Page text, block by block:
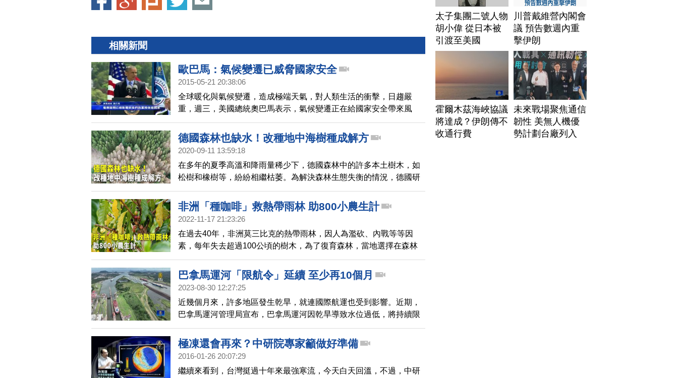
相關新聞
歐巴馬：氣候變遷已威脅國家安全
2015-05-21 20:38:06
全球暖化與氣候變遷，造成極端天氣，對人類生活的衝擊，日趨嚴
重，週三，美國總統奧巴馬表示，氣候變遷正在給國家安全帶來風
險。
德國森林也缺水！改種地中海樹種成解方
2020-09-11 13:59:18
在多年的夏季高溫和降雨量稀少下，德國森林中的許多本土樹木，如
松樹和橡樹等，紛紛相繼枯萎。為解決森林生態失衡的情況，德國研
究人員改種植較能適應高溫少雨的地中海樹種，經過9年，這些地中海
樹種成功存活，讓森林改造計畫看見成功的希望。
非洲「種咖啡」救熱帶雨林 助800小農生計
2022-11-17 21:23:26
在過去40年，非洲莫三比克的熱帶雨林，因人為濫砍、內戰等等因
素，每年失去超過100公頃的樹木，為了復育森林，當地選擇在森林
中種植了需要樹蔭且能抗旱的咖啡樹，透過想要種咖啡就需要種樹的
概念，成功讓森林日益茂密，同時幫助了數百位小農有穩定的收入。
巴拿馬運河「限航令」延續 至少再10個月
2023-08-30 12:27:25
近幾個月來，許多地區發生乾旱，就連國際航運也受到影響。近期，
巴拿馬運河管理局宣布，巴拿馬運河因乾旱導致水位過低，將持續限
制過境的船舶數量，而這個「限航令」將延續至少10個月。
極凍還會再來？中研院專家籲做好準備
2016-01-26 20:07:29
繼續來看到，台灣挺過十年來最強寒流，今天白天回溫，不過，中研
太子集團二號人物
胡小偉 從日本被
引渡至美國
川普戴維營內閣會
議 預告數週內重
擊伊朗
霍爾木茲海峽協議
將達成？伊朗傳不
收通行費
未來戰場聚焦通信
韌性 美無人機優
勢計劃台廠列入